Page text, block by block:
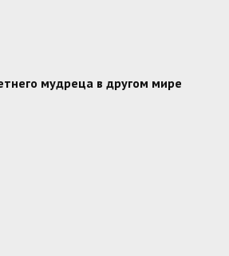
мудреца в другом мире